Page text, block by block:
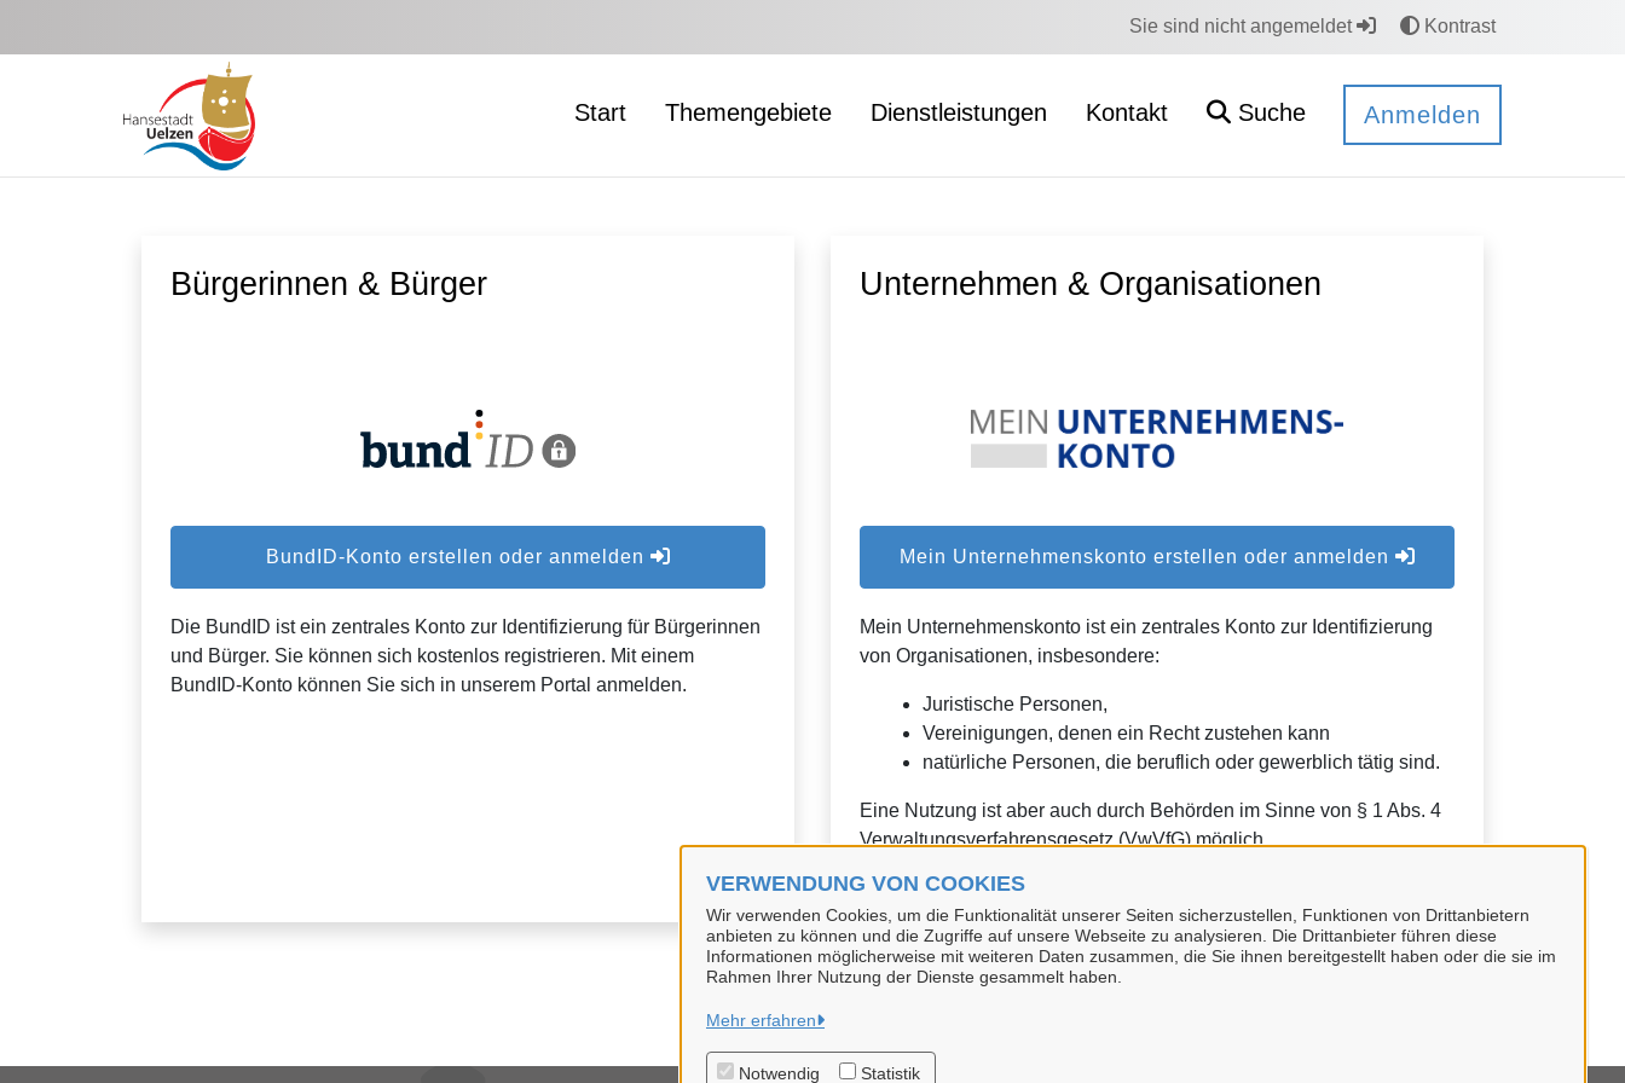
VERWENDUNG VON COOKIES
Wir verwenden Cookies, um die Funktionalität unserer Seiten sicherzustellen, Funktionen von Drittanbietern
anbieten zu können und die Zugriffe auf unsere Webseite zu analysieren. Die Drittanbieter führen diese
Informationen möglicherweise mit weiteren Daten zusammen, die Sie ihnen bereitgestellt haben oder die sie im
Rahmen Ihrer Nutzung der Dienste gesammelt haben.
Mehr erfahren
Notwendig Statistik
Sie sind nicht angemeldet Kontrast
Start Themengebiete Dienstleistungen Kontakt Suche Anmelden
Bürgerinnen & Bürger
BundID-Konto erstellen oder anmelden
Die BundID ist ein zentrales Konto zur Identifizierung für Bürgerinnen
und Bürger. Sie können sich kostenlos registrieren. Mit einem
BundID-Konto können Sie sich in unserem Portal anmelden.
Unternehmen & Organisationen
Mein Unternehmenskonto erstellen oder anmelden
Mein Unternehmenskonto ist ein zentrales Konto zur Identifizierung
von Organisationen, insbesondere:
Juristische Personen,
Vereinigungen, denen ein Recht zustehen kann
natürliche Personen, die beruflich oder gewerblich tätig sind.
Eine Nutzung ist aber auch durch Behörden im Sinne von § 1 Abs. 4
Verwaltungsverfahrensgesetz (VwVfG) möglich.